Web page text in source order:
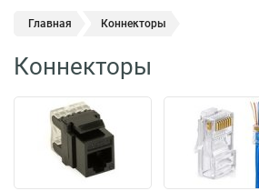
Главная Коннекторы
Коннекторы